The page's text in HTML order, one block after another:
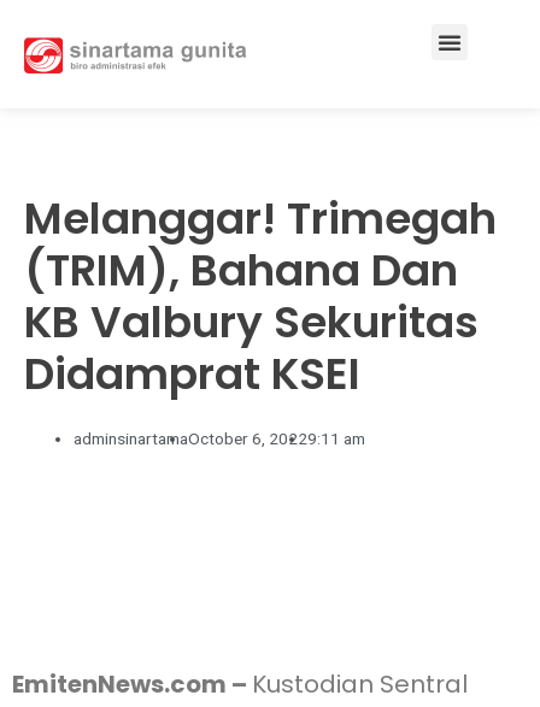
Melanggar! Trimegah
(TRIM), Bahana Dan
KB Valbury Sekuritas
Didamprat KSEI
adminsinartamaOctober 6, 20229:11 am
EmitenNews.com – Kustodian Sentral